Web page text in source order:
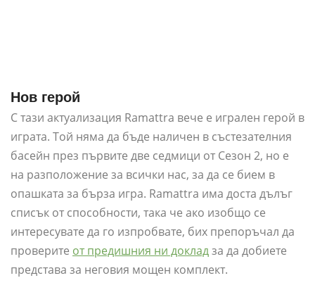
Нов герой
С тази актуализация Ramattra вече е игрален герой в
играта. Той няма да бъде наличен в състезателния
басейн през първите две седмици от Сезон 2, но е
на разположение за всички нас, за да се бием в
опашката за бърза игра. Ramattra има доста дълъг
списък от способности, така че ако изобщо се
интересувате да го изпробвате, бих препоръчал да
проверите от предишния ни докладза да добиете
представа за неговия мощен комплект.